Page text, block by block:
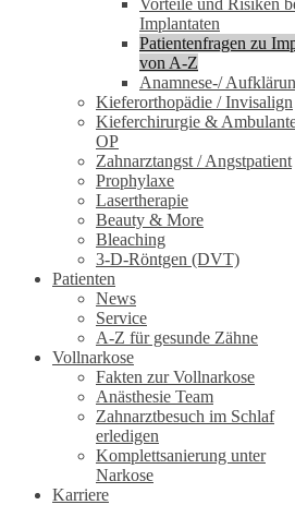
Implantaten
Patientenfragen zu
von A-Z
Anamnese-/
Kieferorthopädie / Invisalign
Kieferchirurgie &
OP
Zahnarztangst / Angstpatient
Prophylaxe
Lasertherapie
Beauty & More
Bleaching
3-D-Röntgen (DVT)
Patienten
News
Service
A-Z für gesunde Zähne
Vollnarkose
Fakten zur Vollnarkose
Anästhesie Team
Zahnarztbesuch im Schlaf
erledigen
Komplettsanierung unter
Narkose
Karriere